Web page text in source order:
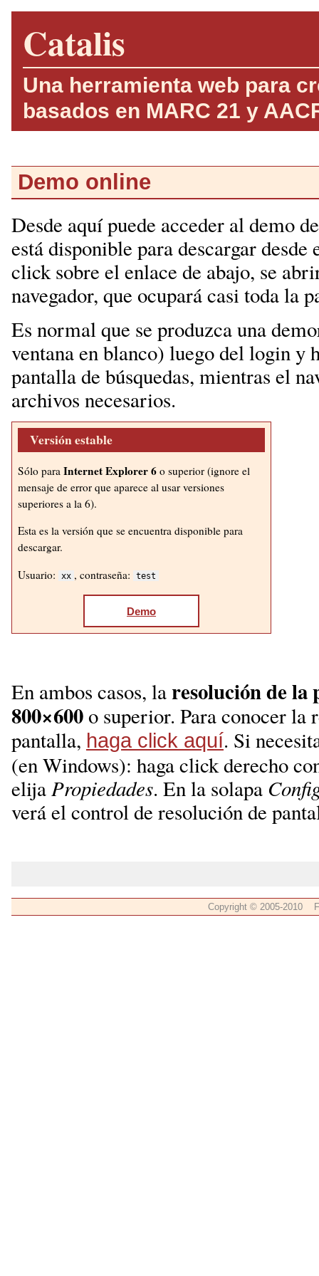
Catalis
Una herramienta web para
basados en MARC 21 y
Demo online
Desde aquí puede acceder al demo
está disponible para descargar
click sobre el enlace de abajo, se
navegador, que ocupará casi toda la
Es normal que se produzca una
ventana en blanco) luego del login y
pantalla de búsquedas, mientras el
archivos necesarios.
Versión estable
Sólo para Internet Explorer 6o superior (ignore el
mensaje de error que aparece al usar versiones
superiores a la 6).
Esta es la versión que se encuentra disponible para
descargar.
Usuario:
xx , contraseña: test
Demo
En ambos casos, laresolución de la
800×600o superior. Para conocer la
pantalla, haga click aquí. Si
(en Windows): haga click derecho
elija Propiedades. En la solapa
verá el control de resolución de
Copyright © 2005-2010